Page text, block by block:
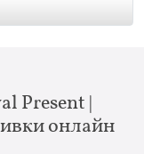
Present |
онлайн